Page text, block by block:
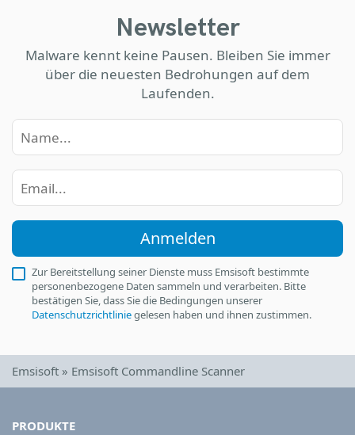
Newsletter
Malware kennt keine Pausen. Bleiben Sie immer
über die neuesten Bedrohungen auf dem
Laufenden.
Anmelden
Zur Bereitstellung seiner Dienste muss Emsisoft bestimmte
personenbezogene Daten sammeln und verarbeiten. Bitte
bestätigen Sie, dass Sie die Bedingungen unserer
Datenschutzrichtliniegelesen haben und ihnen zustimmen.
Emsisoft » Emsisoft Commandline Scanner
PRODUKTE